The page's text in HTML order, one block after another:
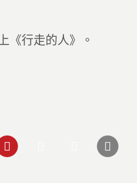
《行走的人》。